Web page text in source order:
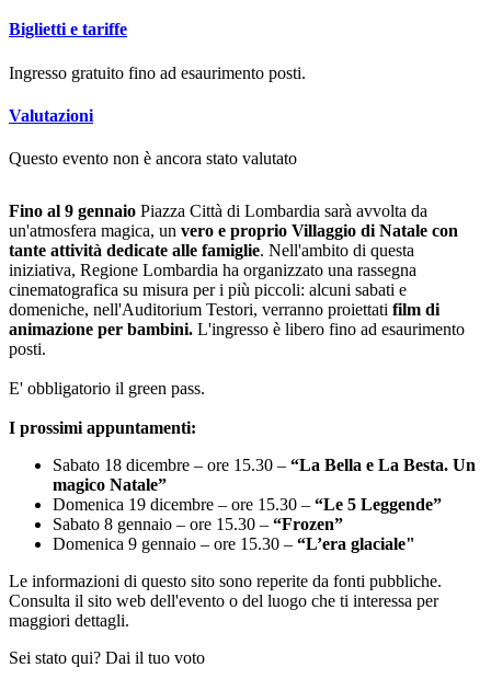
Biglietti e tariffe
Ingresso gratuito fino ad esaurimento posti.
Valutazioni
Questo evento non è ancora stato valutato
Fino al 9 gennaio Piazza Città di Lombardia sarà avvolta da
un'atmosfera magica, un vero e proprio Villaggio di Natale con
tante attività dedicate alle famiglie. Nell'ambito di questa
iniziativa, Regione Lombardia ha organizzato una rassegna
cinematografica su misura per i più piccoli: alcuni sabati e
domeniche, nell'Auditorium Testori, verranno proiettati film di
animazione per bambini. L'ingresso è libero fino ad esaurimento
posti.
E' obbligatorio il green pass.
I prossimi appuntamenti:
Sabato 18 dicembre – ore 15.30 – “La Bella e La Besta. Un
magico Natale”
Domenica 19 dicembre – ore 15.30 – “Le 5 Leggende”
Sabato 8 gennaio – ore 15.30 – “Frozen”
Domenica 9 gennaio – ore 15.30 – “L’era glaciale"
Le informazioni di questo sito sono reperite da fonti pubbliche.
Consulta il sito web dell'evento o del luogo che ti interessa per
maggiori dettagli.
Sei stato qui? Dai il tuo voto